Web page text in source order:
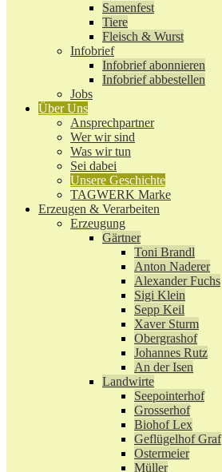
Samenfest
Tiere
Fleisch & Wurst
Infobrief
Infobrief abonnieren
Infobrief abbestellen
Jobs
Über Uns
Ansprechpartner
Wer wir sind
Was wir tun
Sei dabei
Unsere Geschichte
TAGWERK Marke
Erzeugen & Verarbeiten
Erzeugung
Gärtner
Toni Brandl
Anton Naderer
Alexander Fuchs
Sigi Klein
Sepp Keil
Xaver Sturm
Obergrashof
Johannes Rutz
An der Isen
Landwirte
Seepointerhof
Grosserhof
Biohof Lex
Geflügelhof Graf
Ostermeier
Müller